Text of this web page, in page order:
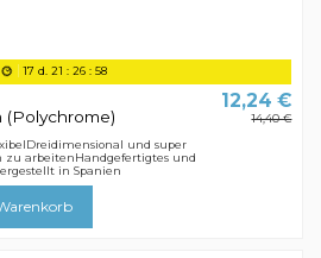
17 d. 21 :26 :58
(Polychrome)
12,24 €
14,40 €
und super
zu arbeitenHandgefertigtes und
in Spanien